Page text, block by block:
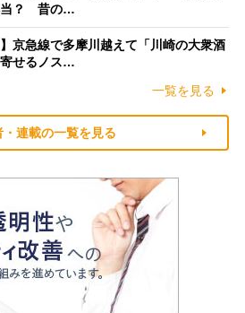
当？ 昔の…
京急線で多摩川越えて「川崎の大衆酒
せるノス…
一覧を見る
・連載の一覧を見る